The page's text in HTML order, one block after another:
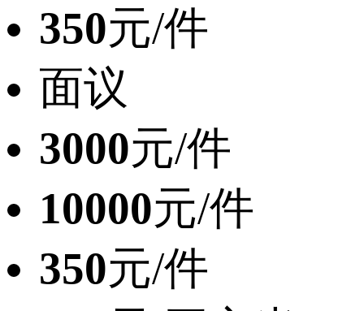
350元/件
面议
3000元/件
10000元/件
350元/件